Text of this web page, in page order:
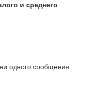
и среднего
одного сообщения